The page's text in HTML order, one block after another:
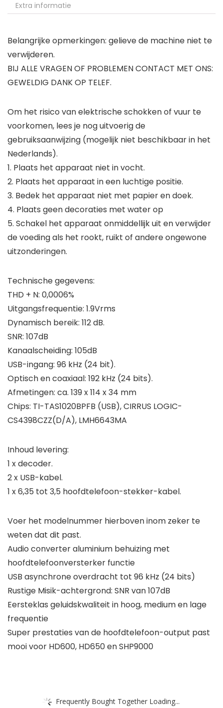
Extra informatie
Belangrijke opmerkingen: gelieve de machine niet te
verwijderen.
BIJ ALLE VRAGEN OF PROBLEMEN CONTACT MET ONS:
GEWELDIG DANK OP TELEF.
Om het risico van elektrische schokken of vuur te
voorkomen, lees je nog uitvoerig de
gebruiksaanwijzing (mogelijk niet beschikbaar in het
Nederlands).
1. Plaats het apparaat niet in vocht.
2. Plaats het apparaat in een luchtige positie.
3. Bedek het apparaat niet met papier en doek.
4. Plaats geen decoraties met water op
5. Schakel het apparaat onmiddellijk uit en verwijder
de voeding als het rookt, ruikt of andere ongewone
uitzonderingen.
Technische gegevens:
THD + N: 0,0006%
Uitgangsfrequentie: 1.9Vrms
Dynamisch bereik: 112 dB.
SNR: 107dB
Kanaalscheiding: 105dB
USB-ingang: 96 kHz (24 bit).
Optisch en coaxiaal: 192 kHz (24 bits).
Afmetingen: ca. 139 x 114 x 34 mm
Chips: TI-TAS1020BPFB (USB), CIRRUS LOGIC-
CS4398CZZ(D/A), LMH6643MA
Inhoud levering:
1 x decoder.
2 x USB-kabel.
1 x 6,35 tot 3,5 hoofdtelefoon-stekker-kabel.
Voer het modelnummer hierboven inom zeker te
weten dat dit past.
Audio converter aluminium behuizing met
hoofdtelefoonversterker functie
USB asynchrone overdracht tot 96 kHz (24 bits)
Rustige Misik-achtergrond: SNR van 107dB
Eersteklas geluidskwaliteit in hoog, medium en lage
frequentie
Super prestaties van de hoofdtelefoon-output past
mooi voor HD600, HD650 en SHP9000
Frequently Bought Together Loading...